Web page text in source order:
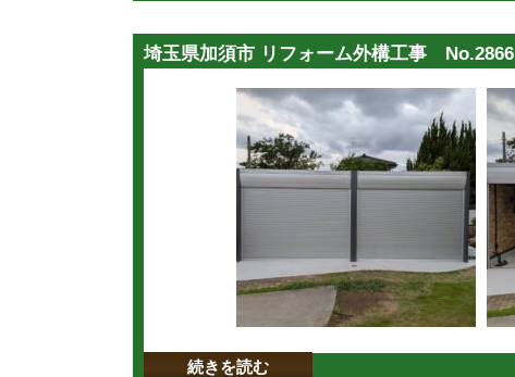
埼玉県加須市 リフォーム外構工事 No.2866
続きを読む